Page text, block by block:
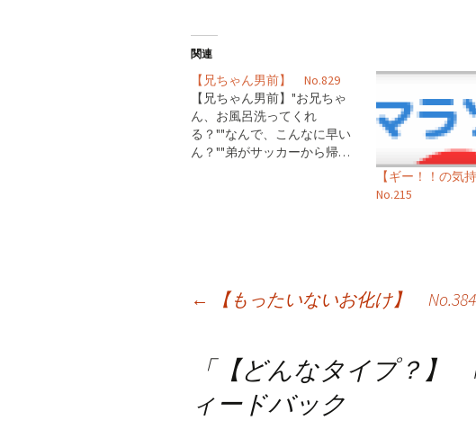
関連
【兄ちゃん男前】 No.829
【兄ちゃん男前】"お兄ちゃ
ん、お風呂洗ってくれ
る？""なんで、こんなに早い
ん？""弟がサッカーから帰…
【ギー！！の気
No.215
← 【もったいないお化け】 No.384
「【どんなタイプ？】
ィードバック